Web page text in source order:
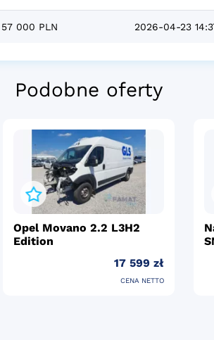
57 000 PLN 2026-04-23
Podobne oferty
Opel Movano 2.2 L3H2
Edition
17 599 zł
CENA NETTO